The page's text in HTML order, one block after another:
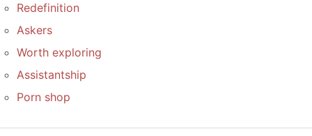
Redefinition
Askers
Worth exploring
Assistantship
Porn shop